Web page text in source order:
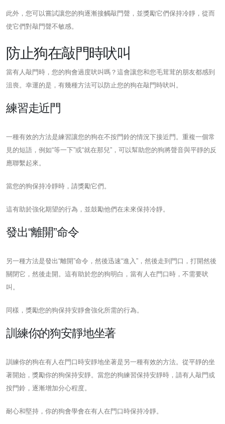
此外，您可以嘗試讓您的狗逐漸接觸敲門聲，並獎勵它們保持冷靜，從而
使它們對敲門聲不敏感。
防止狗在敲門時吠叫
當有人敲門時，您的狗會過度吠叫嗎？這會讓您和您毛茸茸的朋友都感到
沮喪。幸運的是，有幾種方法可以防止您的狗在敲門時吠叫。
練習走近門
一種有效的方法是練習讓您的狗在不按門鈴的情況下接近門。重複一個常
見的短語，例如“等一下”或“就在那兒”，可以幫助您的狗將聲音與平靜的反
應聯繫起來。
當您的狗保持冷靜時，請獎勵它們。
這有助於強化期望的行為，並鼓勵他們在未來保持冷靜。
發出“離開”命令
另一種方法是發出“離開”命令，然後迅速“進入”，然後走到門口，打開然後
關閉它，然後走開。這有助於您的狗明白，當有人在門口時，不需要吠
叫。
同樣，獎勵您的狗保持安靜會強化所需的行為。
訓練你的狗安靜地坐著
訓練你的狗在有人在門口時安靜地坐著是另一種有效的方法。從平靜的坐
著開始，獎勵你的狗保持安靜。當您的狗練習保持安靜時，請有人敲門或
按門鈴，逐漸增加分心程度。
耐心和堅持，你的狗會學會在有人在門口時保持冷靜。